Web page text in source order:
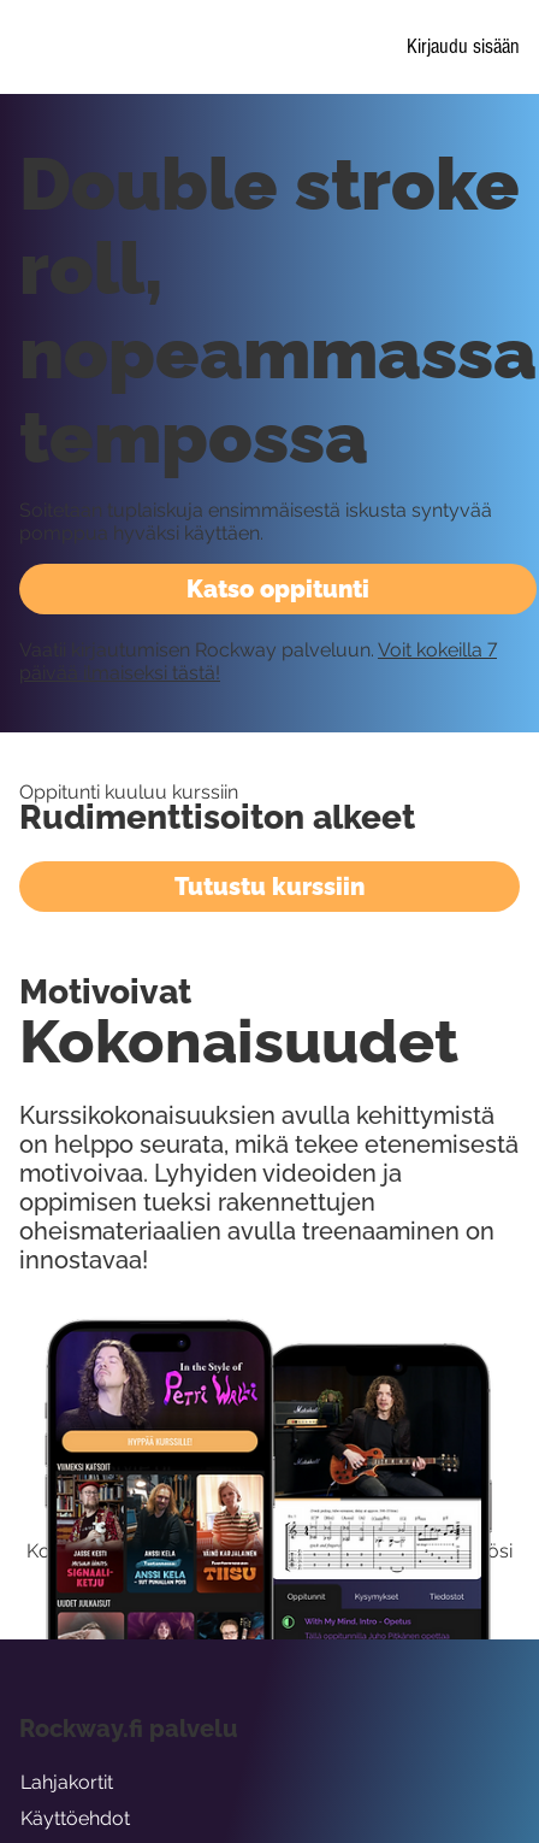
Kirjaudu sisään
Kokeile Ilmaiseksi
Kokeilemalla ilmaiseksi saat koko sisältömme käyttöösi
viikon ajaksi.
Katso oppitunti
Double stroke
roll,
nopeammassa
tempossa
Soitetaan tuplaiskuja ensimmäisestä iskusta syntyvää
pomppua hyväksi käyttäen.
Vaatii kirjautumisen Rockway palveluun. Voit kokeilla 7
päivää ilmaiseksi tästä!
Oppitunti kuuluu kurssiin
Rudimenttisoiton alkeet
Tutustu kurssiin
Kurssikokonaisuuksien avulla kehittymistä
on helppo seurata, mikä tekee etenemisestä
motivoivaa. Lyhyiden videoiden ja
oppimisen tueksi rakennettujen
oheismateriaalien avulla treenaaminen on
innostavaa!
Kokonaisuudet
Motivoivat
Rockway.fi palvelu
Lahjakortit
Käyttöehdot